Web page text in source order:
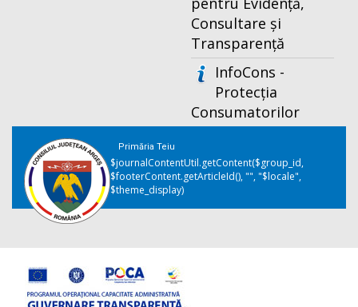
Consultare și
Transparență
InfoCons -
Protecția
Consumatorilor
Primăria Teiu
$journalContentUtil.getContent($group_id,
$footerContent.getArticleId(), "", "$locale",
$theme_display)